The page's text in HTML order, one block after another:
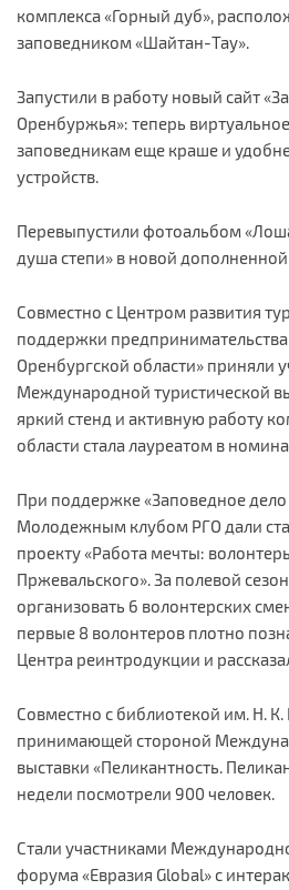
комплекса «Горный дуб»,
заповедником «Шайтан-Тау».
Запустили в работу новый сайт
Оренбуржья»: теперь
заповедникам еще краше и
устройств.
Перевыпустили фотоальбом
душа степи» в новой
Совместно с Центром развития
поддержки предпринимательства
Оренбургской области» приняли
Международной туристической
яркий стенд и активную работу
области стала лауреатом в
При поддержке «Заповедное дело
Молодежным клубом РГО дали
проекту «Работа мечты:
Пржевальского». За полевой
организовать 6 волонтерских
первые 8 волонтеров плотно
Центра реинтродукции и
Совместно с библиотекой им. Н. К.
принимающей стороной
выставки «Пеликантность.
недели посмотрели 900 человек.
Стали участниками
форума «Евразия Global» с